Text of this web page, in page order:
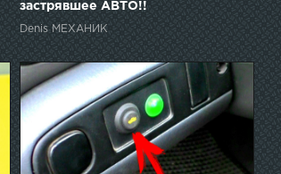
застрявшее АВТО!!
Denis МЕХАНИК